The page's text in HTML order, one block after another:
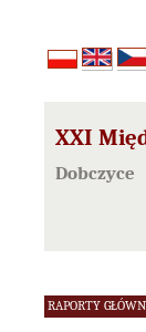
XXI
Dobczyce
RAPORTY